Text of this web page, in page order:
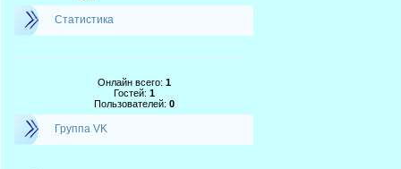
Статистика
Онлайн всего: 1
Гостей: 1
Пользователей: 0
Группа VK